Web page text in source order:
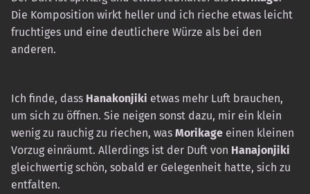
Die Komposition wirkt heller und ich rieche etwas leicht
fruchtiges und eine deutlichere Würze als bei den
anderen.
Ich finde, dass Hanakonjiki etwas mehr Luft brauchen,
um sich zu öffnen. Sie neigen sonst dazu, mir ein klein
wenig zu rauchig zu riechen, was Morikage einen kleinen
Vorzug einräumt. Allerdings ist der Duft von Hanajonjiki
gleichwertig schön, sobald er Gelegenheit hatte, sich zu
entfalten.